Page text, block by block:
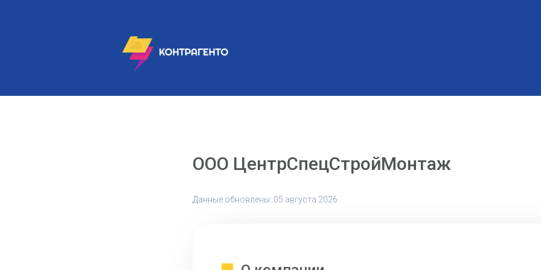
ООО ЦентрСпецСтройМонтаж
Данные обновлены: 05 августа 2026